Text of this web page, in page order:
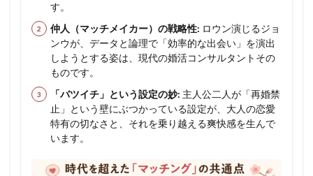
す。
仲人（マッチメイカー）の戦略性: ロウン演じるジョ
ンウが、データと論理で「効率的な出会い」を演出
しようとする姿は、現代の婚活コンサルタントその
ものです。
「バツイチ」という設定の妙: 主人公二人が「再婚禁
止」という壁にぶつかっている設定が、大人の恋愛
特有の切なさと、それを乗り越える爽快感を生んで
います。